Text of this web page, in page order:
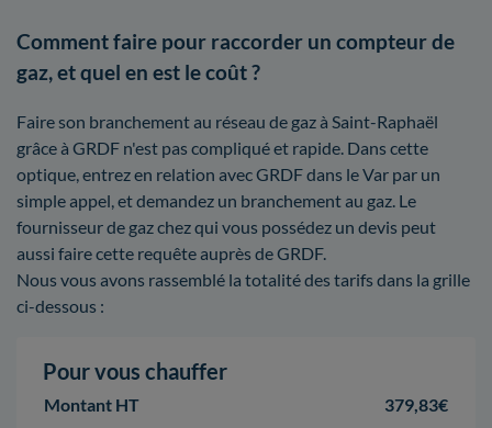
Comment faire pour raccorder un compteur de
gaz, et quel en est le coût ?
Faire son branchement au réseau de gaz à Saint-Raphaël
grâce à GRDF n'est pas compliqué et rapide. Dans cette
optique, entrez en relation avec GRDF dans le Var par un
simple appel, et demandez un branchement au gaz. Le
fournisseur de gaz chez qui vous possédez un devis peut
aussi faire cette requête auprès de GRDF.
Nous vous avons rassemblé la totalité des tarifs dans la grille
ci-dessous :
Pour vous chauffer
Montant HT
379,83€